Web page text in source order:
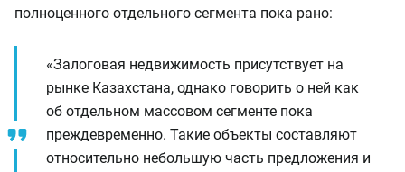
полноценного отдельного сегмента пока рано:
«Залоговая недвижимость присутствует на
рынке Казахстана, однако говорить о ней как
об отдельном массовом сегменте пока
преждевременно. Такие объекты составляют
относительно небольшую часть предложения и